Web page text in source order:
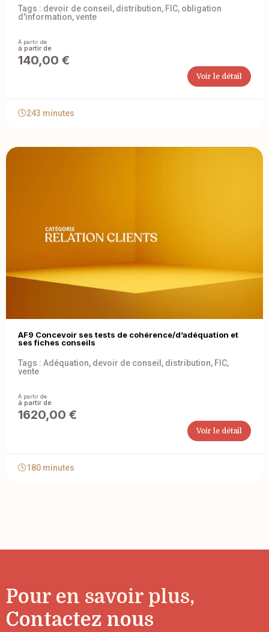
Tags : devoir de conseil , distribution, FIC, obligation
d'information,vente
À partir de
140,00 €
Voir le détail
243 minutes
AF9 Concevoir ses tests de cohérence/d’adéquation et
ses fiches conseils
Tags : Adéquation, devoir de conseil , distribution, FIC,
vente
À partir de
1620,00 €
Voir le détail
180 minutes
Pour en savoir plus,
Contactez nous